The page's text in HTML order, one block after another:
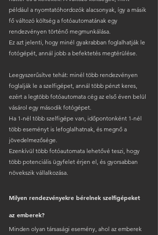
például a nyomtatóhordozók alacsonyak, így a másik
fő változó költség a fotóautomatának egy
rendezvényen történő megmunkálása.
Ez azt jelenti, hogy minél gyakrabban foglalhatják le
fotógépét, annál jobb a befektetés megtérülése.
Leegyszerűsítve tehát: minél több rendezvényen
foglalják le a szelfigépet, annál több pénzt keres,
ezért a legtöbb fotóautomata cég az első éven belül
vásárol egy második fotógépet.
Ha 1-nél több szelfigépe van, időpontonként 1-nél
több eseményt is lefoglalhatnak, és megnő a
jövedelmezősége.
Ezenkívül több fotóautomata lehetővé teszi, hogy
több potenciális ügyfelet érjen el, és gyorsabban
növekszik vállalkozása.
Milyen rendezvényekre bérelnek szelfigépeket
az emberek?
Minden olyan társasági esemény, ahol az emberek